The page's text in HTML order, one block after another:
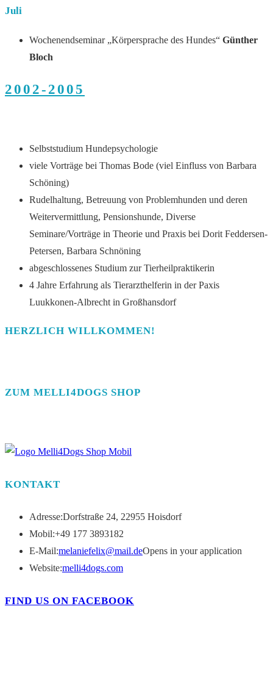
Juli
Wochenendseminar „Körpersprache des Hundes“ Günther
Bloch
2002-2005
Selbststudium Hundepsychologie
viele Vorträge bei Thomas Bode (viel Einfluss von Barbara
Schöning)
Rudelhaltung, Betreuung von Problemhunden und deren
Weitervermittlung, Pensionshunde, Diverse
Seminare/Vorträge in Theorie und Praxis bei Dorit Feddersen-
Petersen, Barbara Schnöning
abgeschlossenes Studium zur Tierheilpraktikerin
4 Jahre Erfahrung als Tierarzthelferin in der Paxis
Luukkonen-Albrecht in Großhansdorf
HERZLICH WILLKOMMEN!
ZUM MELLI4DOGS SHOP
KONTAKT
Adresse:Dorfstraße 24, 22955 Hoisdorf
Mobil:+49 177 3893182
E-Mail:melaniefelix@mail.deOpens in your application
Website:melli4dogs.com
FIND US ON FACEBOOK